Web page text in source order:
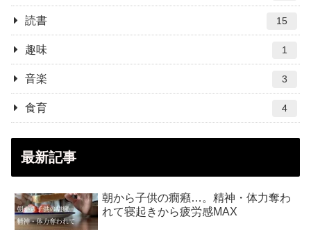
読書 15
趣味 1
音楽 3
食育 4
最新記事
朝から子供の癇癪…。精神・体力奪わ
れて寝起きから疲労感MAX